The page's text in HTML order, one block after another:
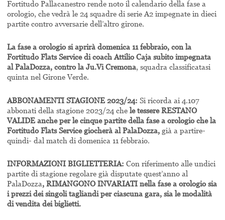
Fortitudo Pallacanestro rende noto il calendario della fase a
orologio, che vedrà le 24 squadre di serie A2 impegnate in dieci
partite contro avversarie dell’altro girone.
La fase a orologio si aprirà domenica 11 febbraio, con la
Fortitudo Flats Service di coach Attilio Caja subito impegnata
al PalaDozza, contro la Ju.Vi Cremona, squadra classificatasi
quinta nel Girone Verde.
ABBONAMENTI STAGIONE 2023/24: Si ricorda ai 4.107
abbonati della stagione 2023/24 chele tessere RESTANO
VALIDE anche per le cinque partite della fase a orologio che la
Fortitudo Flats Service giocherà al PalaDozza,già a partire-
quindi- dal match di domenica 11 febbraio.
INFORMAZIONI BIGLIETTERIA: Con riferimento alle undici
partite di stagione regolare già disputate quest’anno al
PalaDozza, RIMANGONO INVARIATI nella fase a orologio sia
i prezzi dei singoli tagliandi per ciascuna gara, sia le modalità
di vendita dei biglietti.